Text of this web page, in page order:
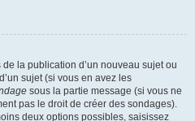
la publication d’un nouveau sujet ou
sujet (si vous en avez les
sous la partie message (si vous ne
pas le droit de créer des sondages).
deux options possibles, saisissez